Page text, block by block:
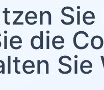
Sie
die
Sie